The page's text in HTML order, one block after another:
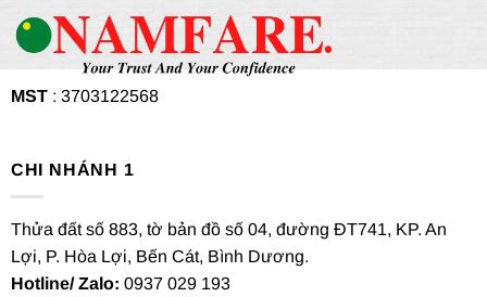
MST: 3703122568
CHI NHÁNH 1
Thửa đất số 883, tờ bản đồ số 04, đường ĐT741, KP. An
Lợi, P. Hòa Lợi, Bến Cát, Bình Dương.
Hotline/ Zalo: 0937 029 193